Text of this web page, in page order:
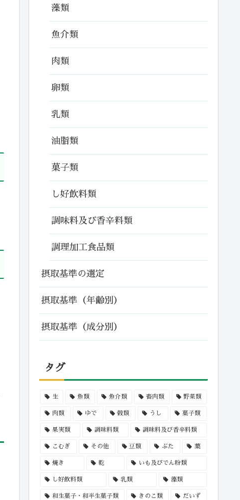
藻類
魚介類
肉類
卵類
乳類
油脂類
菓子類
し好飲料類
調味料及び香辛料類
調理加工食品類
摂取基準の選定
摂取基準（年齢別）
摂取基準（成分別）
タグ
生 魚類 魚介類 畜肉類 野菜類
肉類 ゆで 穀類 うし 菓子類
果実類 調味料類 調味料及び香辛料類
こむぎ その他 豆類 ぶた 葉
焼き 乾 いも及びでん粉類
し好飲料類 乳類 藻類
和生菓子・和半生菓子類 きのこ類 だいず